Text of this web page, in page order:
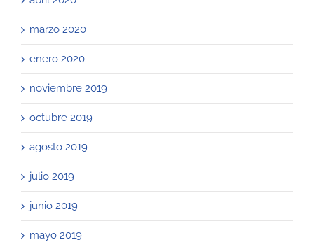
marzo 2020
enero 2020
noviembre 2019
octubre 2019
agosto 2019
julio 2019
junio 2019
mayo 2019